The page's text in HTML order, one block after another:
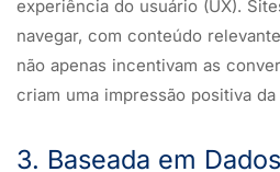
experiência do usuário (UX).
navegar, com conteúdo
não apenas incentivam as
criam uma impressão positiva da
3. Baseada em Dados